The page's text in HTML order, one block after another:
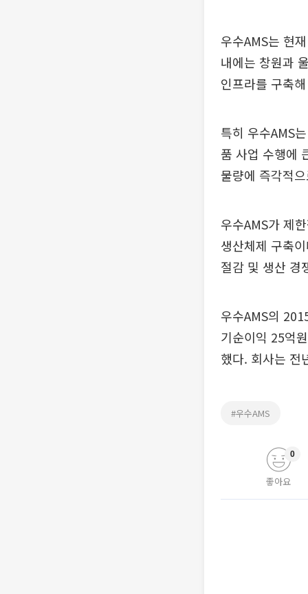
우수AMS는 현
내에는 창원과
인프라를 구축
특히 우수AMS
품 사업 수행에
물량에 즉각적
우수AMS가 제
생산체제 구축
절감 및 생산 경
우수AMS의
기순이익 25억
했다. 회사는 전
#우수AMS
좋아요
0